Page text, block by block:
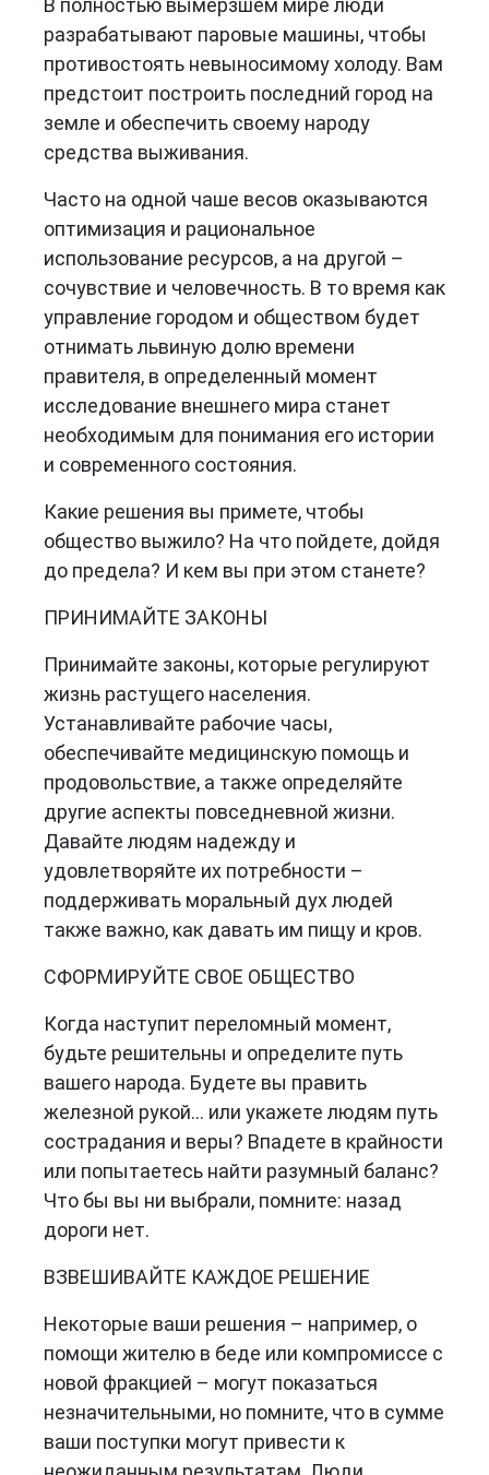
разрабатывают паровые машины, чтобы
противостоять невыносимому холоду. Вам
предстоит построить последний город на
земле и обеспечить своему народу
средства выживания.
Часто на одной чаше весов оказываются
оптимизация и рациональное
использование ресурсов, а на другой –
сочувствие и человечность. В то время как
управление городом и обществом будет
отнимать львиную долю времени
правителя, в определенный момент
исследование внешнего мира станет
необходимым для понимания его истории
и современного состояния.
Какие решения вы примете, чтобы
общество выжило? На что пойдете, дойдя
до предела? И кем вы при этом станете?
ПРИНИМАЙТЕ ЗАКОНЫ
Принимайте законы, которые регулируют
жизнь растущего населения.
Устанавливайте рабочие часы,
обеспечивайте медицинскую помощь и
продовольствие, а также определяйте
другие аспекты повседневной жизни.
Давайте людям надежду и
удовлетворяйте их потребности –
поддерживать моральный дух людей
также важно, как давать им пищу и кров.
СФОРМИРУЙТЕ СВОЕ ОБЩЕСТВО
Когда наступит переломный момент,
будьте решительны и определите путь
вашего народа. Будете вы править
железной рукой... или укажете людям путь
сострадания и веры? Впадете в крайности
или попытаетесь найти разумный баланс?
Что бы вы ни выбрали, помните: назад
дороги нет.
ВЗВЕШИВАЙТЕ КАЖДОЕ РЕШЕНИЕ
Некоторые ваши решения – например, о
помощи жителю в беде или компромиссе с
новой фракцией – могут показаться
незначительными, но помните, что в сумме
ваши поступки могут привести к